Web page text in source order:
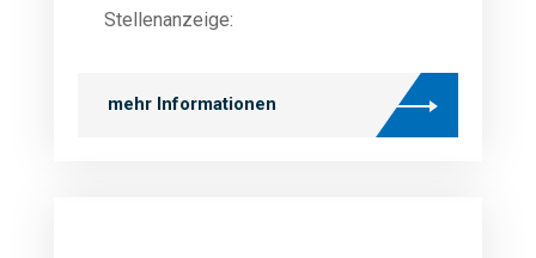
Stellenanzeige:
mehr Informationen